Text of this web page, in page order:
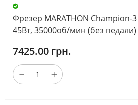
Фрезер MARATHON Champion-
45Вт, 35000об/мин (без педали)
7425.00 грн.